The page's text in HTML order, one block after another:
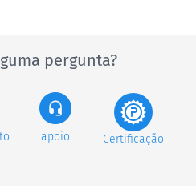
pergunta?
apoio Certificação